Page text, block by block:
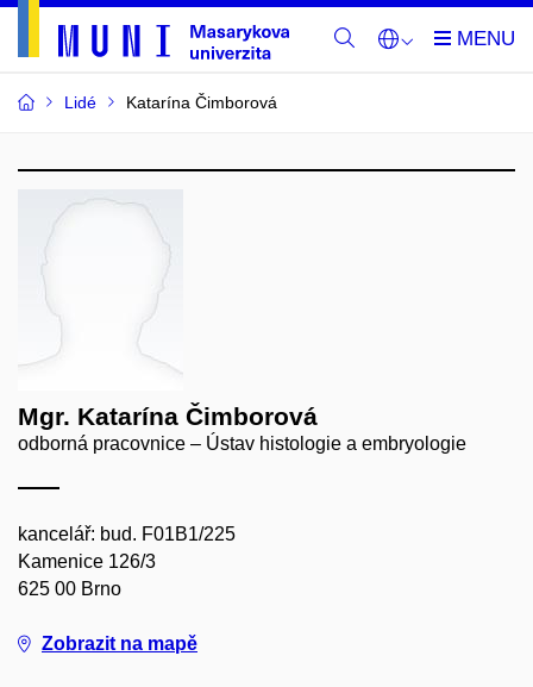
Lidé Katarína Čimborová
Mgr. Katarína Čimborová
odborná pracovnice – Ústav histologie a embryologie
kancelář: bud. F01B1/225
Kamenice 126/3
625 00 Brno
Zobrazit na mapě